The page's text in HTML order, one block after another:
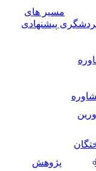
مسیر های
پیشنهادی
پژوهش